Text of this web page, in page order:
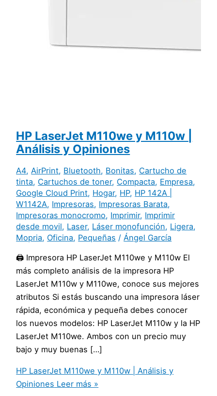
HP LaserJet M110we y M110w |
Análisis y Opiniones
A4, AirPrint, Bluetooth, Bonitas, Cartucho de
tinta, Cartuchos de toner, Compacta, Empresa,
Google Cloud Print, Hogar, HP, HP 142A |
W1142A, Impresoras, Impresoras Barata,
Impresoras monocromo, Imprimir, Imprimir
desde movil, Laser, Láser monofunción, Ligera,
Mopria, Oficina, Pequeñas / Ángel García
🖨️ Impresora HP LaserJet M110we y M110w El
más completo análisis de la impresora HP
LaserJet M110w y M110we, conoce sus mejores
atributos Si estás buscando una impresora láser
rápida, económica y pequeña debes conocer
los nuevos modelos: HP LaserJet M110w y la HP
LaserJet M110we. Ambos con un precio muy
bajo y muy buenas […]
HP LaserJet M110we y M110w | Análisis y
Opiniones Leer más »